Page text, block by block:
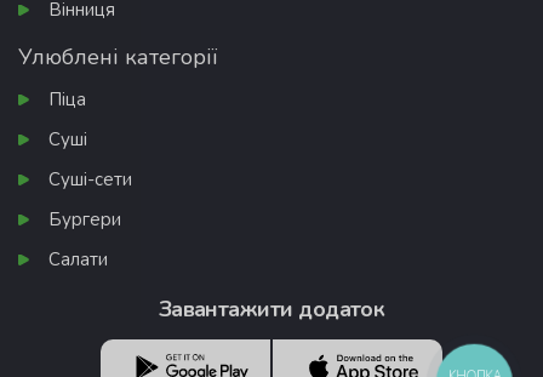
Вінниця
Улюблені категорії
Піца
Суші
Суші-сети
Бургери
Салати
Завантажити додаток